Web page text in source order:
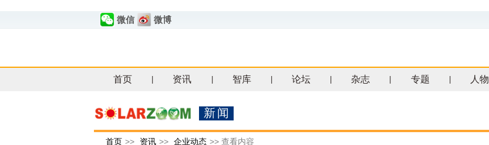
微信 微博
首页 资讯 智库 论坛 杂志 专题 人物
新闻
首页 >> 资讯 >> 企业动态 >> 查看内容